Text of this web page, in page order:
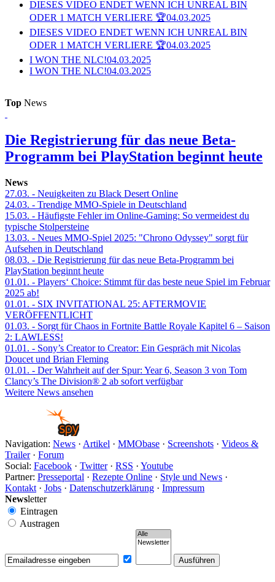
DIESES VIDEO ENDET WENN ICH UNREAL BIN
ODER 1 MATCH VERLIERE 🏆04.03.2025
DIESES VIDEO ENDET WENN ICH UNREAL BIN
ODER 1 MATCH VERLIERE 🏆04.03.2025
I WON THE NLC!04.03.2025
I WON THE NLC!04.03.2025
Top News
Die Registrierung für das neue Beta-
Programm bei PlayStation beginnt heute
News
27.03. - Neuigkeiten zu Black Desert Online
24.03. - Trendige MMO-Spiele in Deutschland
15.03. - Häufigste Fehler im Online-Gaming: So vermeidest du
typische Stolpersteine
13.03. - Neues MMO-Spiel 2025: "Chrono Odyssey" sorgt für
Aufsehen in Deutschland
08.03. - Die Registrierung für das neue Beta-Programm bei
PlayStation beginnt heute
01.01. - Players‘ Choice: Stimmt für das beste neue Spiel im Februar
2025 ab!
01.01. - SIX INVITATIONAL 25: AFTERMOVIE
VERÖFFENTLICHT
01.03. - Sorgt für Chaos in Fortnite Battle Royale Kapitel 6 – Saison
2: LAWLESS!
01.01. - Sony’s Creator to Creator: Ein Gespräch mit Nicolas
Doucet und Brian Fleming
01.01. - Der Wahrheit auf der Spur: Year 6, Season 3 von Tom
Clancy’s The Division® 2 ab sofort verfügbar
Weitere News ansehen
Navigation: News · Artikel · MMObase · Screenshots · Videos &
Trailer· Forum
Social: Facebook · Twitter· RSS · Youtube
Partner: Presseportal · Rezepte Online · Style und News ·
Kontakt · Jobs · Datenschutzerklärung · Impressum
Newsletter
Eintragen
Austragen